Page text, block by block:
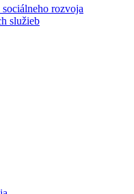
rozvoja
služieb